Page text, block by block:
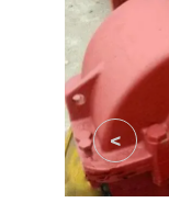
<